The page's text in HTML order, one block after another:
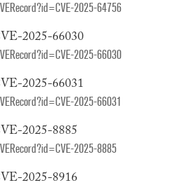
2025-64756
2025-66030
2025-66030
2025-66031
2025-66031
2025-8885
2025-8885
2025-8916